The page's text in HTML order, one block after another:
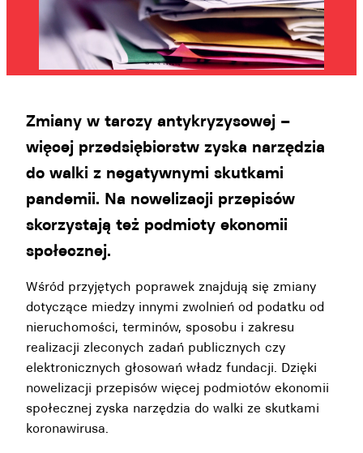
Zmiany w tarczy antykryzysowej –
więcej przedsiębiorstw zyska narzędzia
do walki z negatywnymi skutkami
pandemii. Na nowelizacji przepisów
skorzystają też podmioty ekonomii
społecznej.
Wśród przyjętych poprawek znajdują się zmiany
dotyczące miedzy innymi zwolnień od podatku od
nieruchomości, terminów, sposobu i zakresu
realizacji zleconych zadań publicznych czy
elektronicznych głosowań władz fundacji. Dzięki
nowelizacji przepisów więcej podmiotów ekonomii
społecznej zyska narzędzia do walki ze skutkami
koronawirusa.